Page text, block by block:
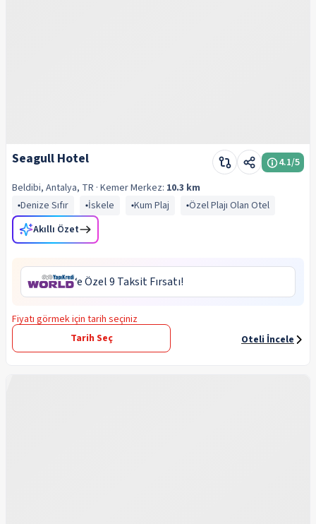
Seagull Hotel 4.1/5
Beldibi, Antalya, TR · KemerMerkez: 10.3 km
Denize Sıfır
İskele Kum Plaj
Özel Plajı Olan Otel
Akıllı Özet
‘e Özel 9 Taksit Fırsatı!
Fiyatı görmek için tarih seçiniz
Tarih Seç
Oteli İncele